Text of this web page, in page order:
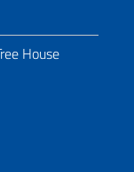
House